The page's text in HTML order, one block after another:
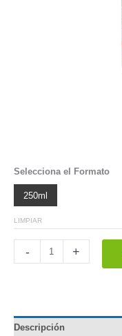
Selecciona el Formato
250ml
LIMPIAR
- +
Descripción